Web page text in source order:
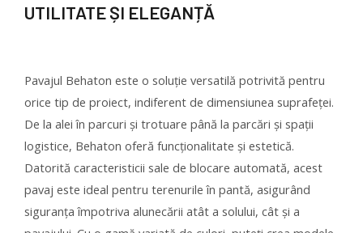
UTILITATE ȘI ELEGANȚĂ
Pavajul Behaton este o soluție versatilă potrivită pentru
orice tip de proiect, indiferent de dimensiunea suprafeței.
De la alei în parcuri și trotuare până la parcări și spații
logistice, Behaton oferă funcționalitate și estetică.
Datorită caracteristicii sale de blocare automată, acest
pavaj este ideal pentru terenurile în pantă, asigurând
siguranța împotriva alunecării atât a solului, cât și a